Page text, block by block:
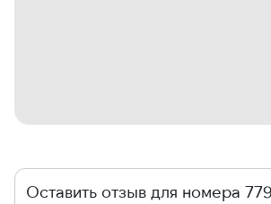
Оставить отзыв для номера